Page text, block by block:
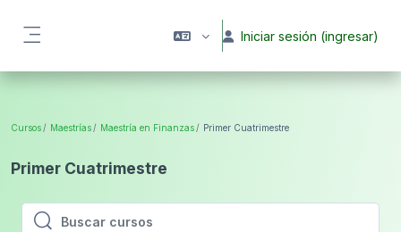
Iniciar sesión (ingresar)
Cursos Maestrías Maestría en Finanzas Primer Cuatrimestre
Primer Cuatrimestre
Buscar cursos